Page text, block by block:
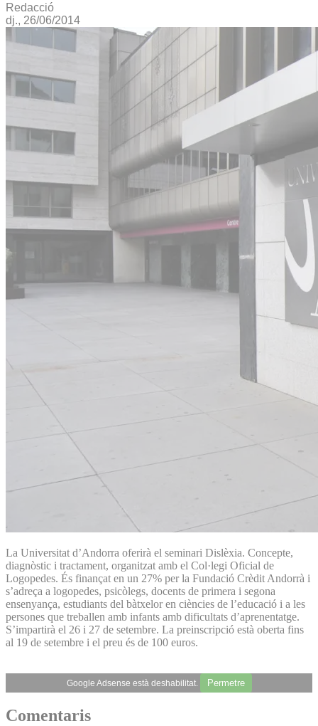
Redacció
dj., 26/06/2014
La Universitat d’Andorra oferirà el seminari Dislèxia. Concepte,
diagnòstic i tractament, organitzat amb el Col·legi Oficial de
Logopedes. És finançat en un 27% per la Fundació Crèdit Andorrà i
s’adreça a logopedes, psicòlegs, docents de primera i segona
ensenyança, estudiants del bàtxelor en ciències de l’educació i a les
persones que treballen amb infants amb dificultats d’aprenentatge.
S’impartirà el 26 i 27 de setembre. La preinscripció està oberta fins
al 19 de setembre i el preu és de 100 euros.
Google Adsense està deshabilitat. Permetre
Comentaris